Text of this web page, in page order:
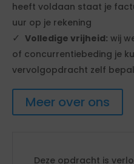
heeft voldaan staat je
uur op je rekening
Volledige vrijheid: wij
of concurrentiebeding je
vervolgopdracht zelf
Meer over ons
Deze opdracht is